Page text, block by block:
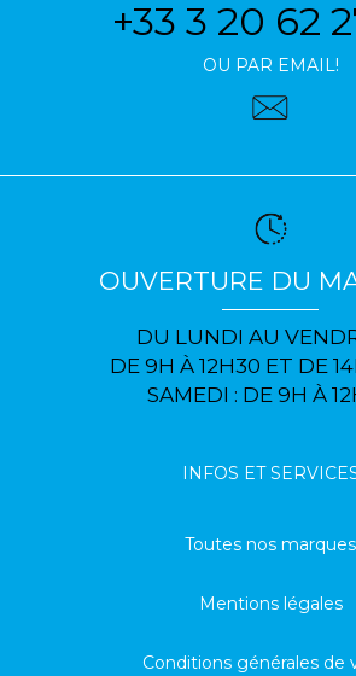
+33 3 20 62
OU PAR EMAIL!
OUVERTURE DU
DU LUNDI AU
DE 9H À 12H30 ET DE
SAMEDI : DE 9H À
INFOS ET
Toutes nos marques
Mentions légales
Conditions générales de